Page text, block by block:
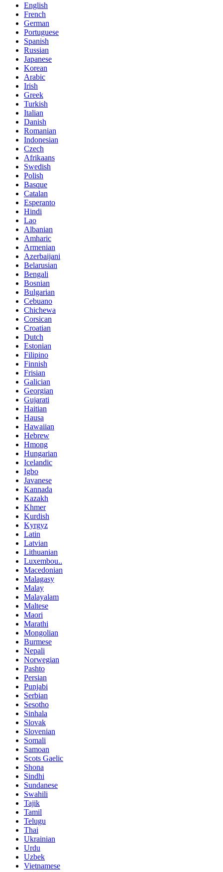
English
French
German
Portuguese
Spanish
Russian
Japanese
Korean
Arabic
Irish
Greek
Turkish
Italian
Danish
Romanian
Indonesian
Czech
Afrikaans
Swedish
Polish
Basque
Catalan
Esperanto
Hindi
Lao
Albanian
Amharic
Armenian
Azerbaijani
Belarusian
Bengali
Bosnian
Bulgarian
Cebuano
Chichewa
Corsican
Croatian
Dutch
Estonian
Filipino
Finnish
Frisian
Galician
Georgian
Gujarati
Haitian
Hausa
Hawaiian
Hebrew
Hmong
Hungarian
Icelandic
Igbo
Javanese
Kannada
Kazakh
Khmer
Kurdish
Kyrgyz
Latin
Latvian
Lithuanian
Luxembou..
Macedonian
Malagasy
Malay
Malayalam
Maltese
Maori
Marathi
Mongolian
Burmese
Nepali
Norwegian
Pashto
Persian
Punjabi
Serbian
Sesotho
Sinhala
Slovak
Slovenian
Somali
Samoan
Scots Gaelic
Shona
Sindhi
Sundanese
Swahili
Tajik
Tamil
Telugu
Thai
Ukrainian
Urdu
Uzbek
Vietnamese